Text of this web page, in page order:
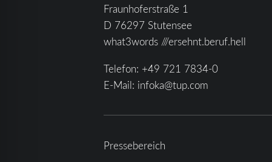
Fraunhoferstraße 1
D 76297 Stutensee
what3words ///ersehnt.beruf.hell
Telefon: +49 721 7834-0
E-Mail: infoka@tup.com
Pressebereich